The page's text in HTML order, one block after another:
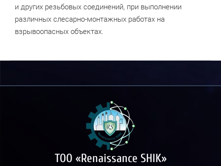
и других резьбовых соединений, при выполнении
различных слесарно-монтажных работах на
взрывоопасных объектах.
ТОО «Renaissance SHIK»